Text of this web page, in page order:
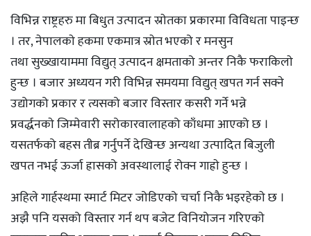
विभिन्न राष्ट्रहरु मा बिधुत उत्पादन स्राेतका प्रकारमा विविधता पाइन्छ
। तर, नेपालकाे हकमा एकमात्र स्राेत भएको र मनसुन
तथा सुख्खायाममा विद्युत् उत्पादन क्षमताको अन्तर निकै फराकिलाे
हुन्छ । बजार अध्ययन गरी विभिन्न समयमा विद्युत् खपत गर्न सक्ने
उद्योगको प्रकार र त्यसको बजार विस्तार कसरी गर्ने भन्ने
प्रवर्द्धनकाे जिम्मेवारी सरोकारवालाहको काँधमा आएको छ ।
यसतर्फको बहस तीब्र गर्नुपर्ने देखिन्छ अन्यथा उत्पादित बिजुली
खपत नभई ऊर्जा ह्रासको अवस्थालाई रोक्न गाह्राे हुन्छ ।
अहिले गार्हस्थमा स्मार्ट मिटर जोडिएको चर्चा निकै भइरहेकाे छ ।
अझै पनि यसको विस्तार गर्न थप बजेट विनियोजन गरिएकाे